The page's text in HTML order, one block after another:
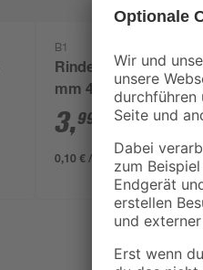
B1
Rindenmulch 0-40
mm 40 l
3,99
0,10 € / Liter